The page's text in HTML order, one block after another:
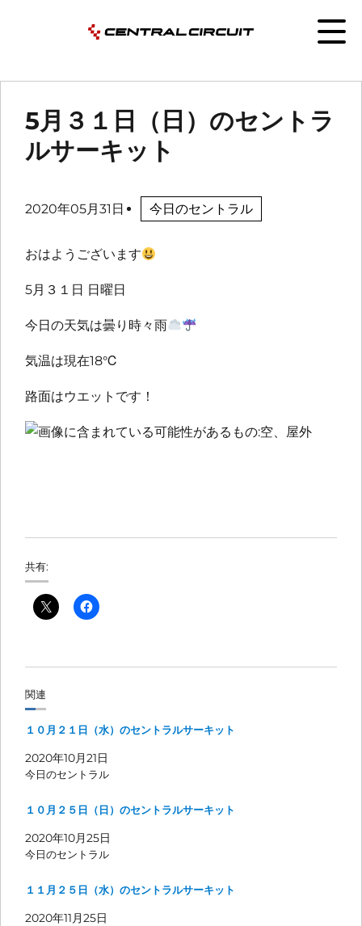
5月３１日（日）のセントラ
ルサーキット
2020年05月31日 今日のセントラル
おはようございます
5月３１日 日曜日
今日の天気は曇り時々雨
気温は現在18℃
路面はウエットです！
共有:
関連
１０月２１日（水）のセントラルサーキット
2020年10月21日
今日のセントラル
１０月２５日（日）のセントラルサーキット
2020年10月25日
今日のセントラル
１１月２５日（水）のセントラルサーキット
2020年11月25日